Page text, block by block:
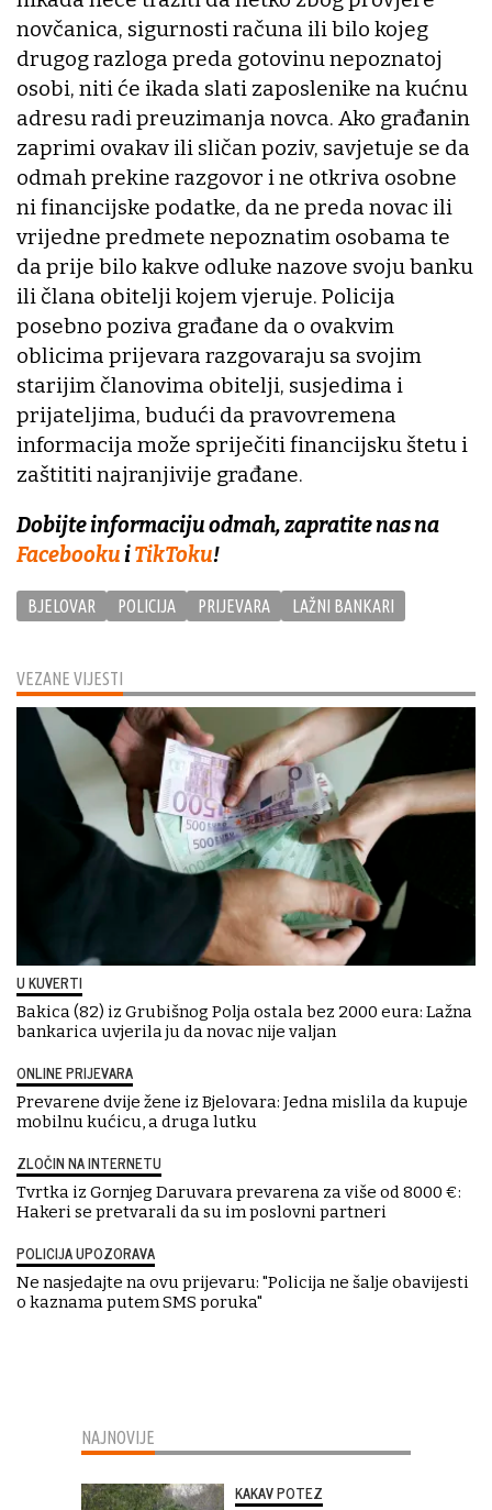
VEZANE VIJESTI
U KUVERTI
Bakica (82) iz Grubišnog Polja ostala bez 2000 eura: Lažna
bankarica uvjerila ju da novac nije valjan
ONLINE PRIJEVARA
Prevarene dvije žene iz Bjelovara: Jedna mislila da kupuje
mobilnu kućicu, a druga lutku
ZLOČIN NA INTERNETU
Tvrtka iz Gornjeg Daruvara prevarena za više od 8000 €:
Hakeri se pretvarali da su im poslovni partneri
POLICIJA UPOZORAVA
Ne nasjedajte na ovu prijevaru: "Policija ne šalje obavijesti
o kaznama putem SMS poruka"
novčanica, sigurnosti računa ili bilo kojeg
drugog razloga preda gotovinu nepoznatoj
osobi, niti će ikada slati zaposlenike na kućnu
adresu radi preuzimanja novca. Ako građanin
zaprimi ovakav ili sličan poziv, savjetuje se da
odmah prekine razgovor i ne otkriva osobne
ni financijske podatke, da ne preda novac ili
vrijedne predmete nepoznatim osobama te
da prije bilo kakve odluke nazove svoju banku
ili člana obitelji kojem vjeruje. Policija
posebno poziva građane da o ovakvim
oblicima prijevara razgovaraju sa svojim
starijim članovima obitelji, susjedima i
prijateljima, budući da pravovremena
informacija može spriječiti financijsku štetu i
zaštititi najranjivije građane.
Dobijte informaciju odmah, zapratite nas na
FacebookuiTikToku!
BJELOVAR POLICIJA PRIJEVARA LAŽNI BANKARI
NAJNOVIJE
KAKAV POTEZ